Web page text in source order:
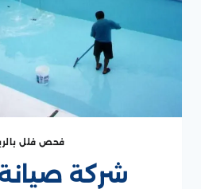
فحص فلل
شركة